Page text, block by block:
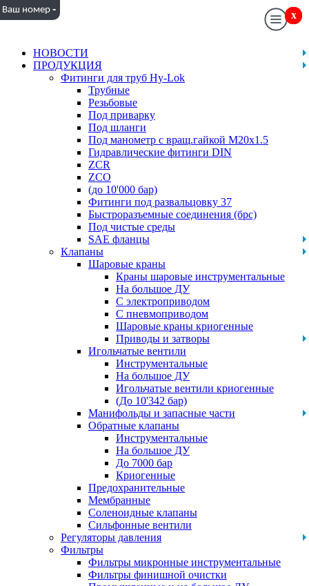
НОВОСТИ
ПРОДУКЦИЯ
Фитинги для труб Hy-Lok
Трубные
Резьбовые
Под приварку
Под шланги
Под манометр с вращ.гайкой M20x1.5
Гидравлические фитинги DIN
ZCR
ZCO
(до 10'000 бар)
Фитинги под развальцовку 37
Быстроразъемные соединения (брс)
Под чистые среды
SAE фланцы
Клапаны
Шаровые краны
Краны шаровые инструментальные
На большое ДУ
С электроприводом
С пневмоприводом
Шаровые краны криогенные
Приводы и затворы
Игольчатые вентили
Инструментальные
На большое ДУ
Игольчатые вентили криогенные
(До 10'342 бар)
Манифольды и запасные части
Обратные клапаны
Инструментальные
На большое ДУ
До 7000 бар
Криогенные
Предохранительные
Мембранные
Соленоидные клапаны
Сильфонные вентили
Регуляторы давления
Фильтры
Фильтры микронные инструментальные
Фильтры финишной очистки
x
Ваш номер - x